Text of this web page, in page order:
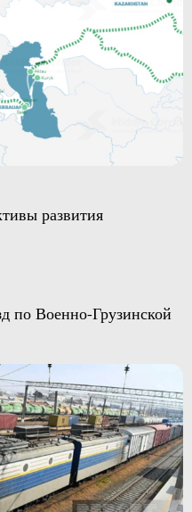
развития
по Военно-Грузинской